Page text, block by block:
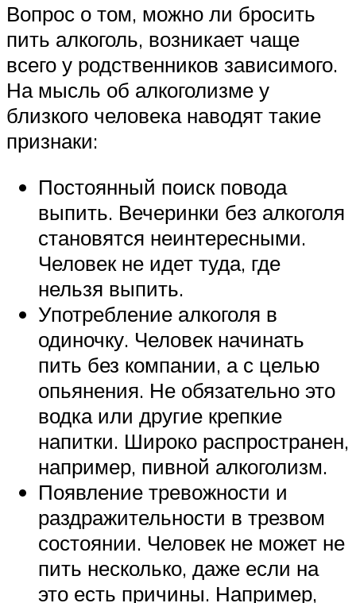
Вопрос о том, можно ли бросить
пить алкоголь, возникает чаще
всего у родственников зависимого.
На мысль об алкоголизме у
близкого человека наводят такие
признаки:
Постоянный поиск повода
выпить. Вечеринки без алкоголя
становятся неинтересными.
Человек не идет туда, где
нельзя выпить.
Употребление алкоголя в
одиночку. Человек начинать
пить без компании, а с целью
опьянения. Не обязательно это
водка или другие крепкие
напитки. Широко распространен,
например, пивной алкоголизм.
Появление тревожности и
раздражительности в трезвом
состоянии. Человек не может не
пить несколько, даже если на
это есть причины. Например,